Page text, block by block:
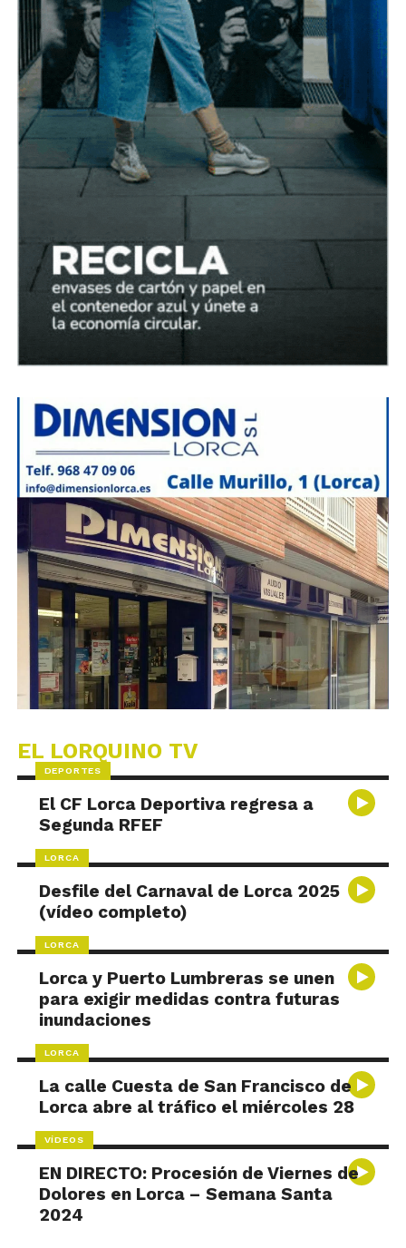
EL LORQUINO TV
DEPORTES
El CF Lorca Deportiva regresa a
Segunda RFEF
LORCA
Desfile del Carnaval de Lorca 2025
(vídeo completo)
LORCA
Lorca y Puerto Lumbreras se unen
para exigir medidas contra futuras
inundaciones
LORCA
La calle Cuesta de San Francisco de
Lorca abre al tráfico el miércoles 28
VÍDEOS
EN DIRECTO: Procesión de Viernes de
Dolores en Lorca – Semana Santa
2024